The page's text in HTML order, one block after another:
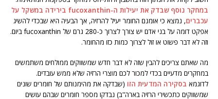
במחקר נוסף שבדק את יעילות ה-fucoxanthin בירידה במשקל על
עכברים, נמצא כי אומנם החומר יעיל להרזיה, אך הבעיה היא שבכדי להשיג
אפקט דומה על בני אדם יש צורך לצרוך כ-280 גרם של fucoxanthin ביום.
וזה לא דבר פשוט או זול לצרוך כמות כזו מהחומר.
מה שאתם צריכים להבין שזה לא דבר חדש שמשווקים ממולחים משתמשים
במחקרים מדעיים בכדי למכור לכם מוצרי הרזיה שלא ממש עובדים.
לדוגמא בסקירה המדעית הזו (שבדקה את מהימנותם של חומרים שונים
שמשווקים כתכשירי הרזיה בארה"ב) נבדקו מספר חומרים שבהם עושים